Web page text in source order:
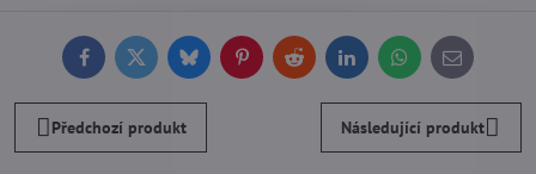
FacebookTwitterBlueskyPinterestReddit LinkedInWhatsApp
E-
mail
Předchozí produkt Následující produkt